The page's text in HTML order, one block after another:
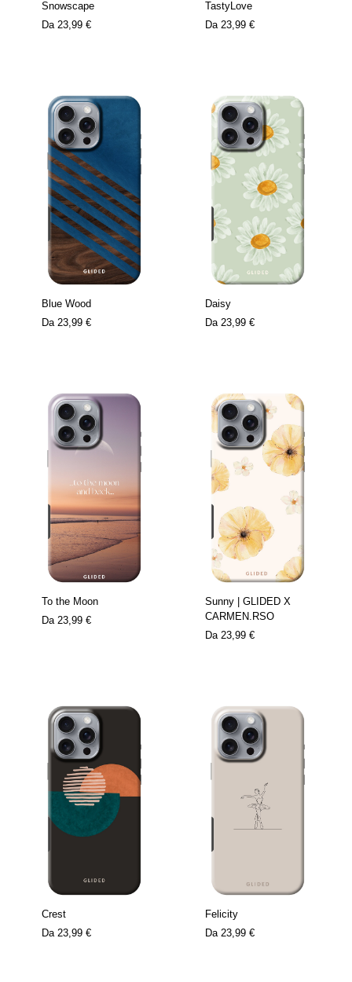
Snowscape
Da 23,99 €
TastyLove
Da 23,99 €
Blue Wood
Da 23,99 €
Daisy
Da 23,99 €
To the Moon
Da 23,99 €
Sunny | GLIDED X
CARMEN.RSO
Da 23,99 €
Crest
Da 23,99 €
Felicity
Da 23,99 €